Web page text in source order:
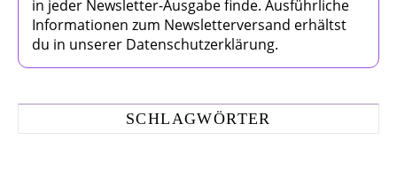
in jeder Newsletter-Ausgabe finde. Ausführliche
Informationen zum Newsletterversand erhältst
du in unserer Datenschutzerklärung.
SCHLAGWÖRTER